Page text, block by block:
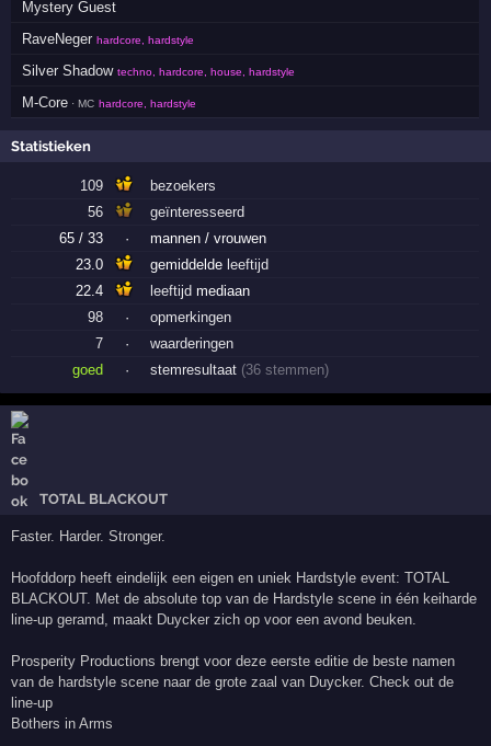
Mystery Guest
RaveNeger hardcore, hardstyle
Silver Shadow techno, hardcore, house, hardstyle
M-Core · MC hardcore, hardstyle
Statistieken
109
bezoekers
56
geïnteresseerd
65 / 33
·
mannen / vrouwen
23.0
gemiddelde leeftijd
22.4
leeftijd mediaan
98
·
opmerkingen
7
·
waarderingen
goed
· stemresultaat (36 stemmen)
TOTAL BLACKOUT
Faster. Harder. Stronger.
Hoofddorp heeft eindelijk een eigen en uniek Hardstyle event: TOTAL
BLACKOUT. Met de absolute top van de Hardstyle scene in één keiharde
line-up geramd, maakt Duycker zich op voor een avond beuken.
Prosperity Productions brengt voor deze eerste editie de beste namen
van de hardstyle scene naar de grote zaal van Duycker. Check out de
line-up
Bothers in Arms